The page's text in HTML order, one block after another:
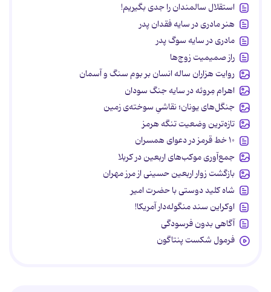
استقلال سالمندان را جدی بگیریم!
هنر مادری در سایه‌ فقدان پدر
مادری در سایه سوگ پدر
راز صمیمیت زوج‌ها
روایت هزاران ساله انسان بر بوم سنگ و آسمان
اهرام مِروئه در سایه جنگ سودان
جنگل‌های یونان؛ نقاشیِ سوخته‌ی زمین
تازه‌ترین وضعیت تنگه هرمز
۱۰ خط قرمز در دعوای همسران
جمع‌آوری موکب‌های اربعین در کربلا
بازگشت زوار اربعین حسینی از مرز مهران
شاه کلید دوستی با حضرت امیر
اوکراین سند منگوله‌دار آمریکا!
آگاهی بدون فرسودگی
فرمول شکست پنتاگون